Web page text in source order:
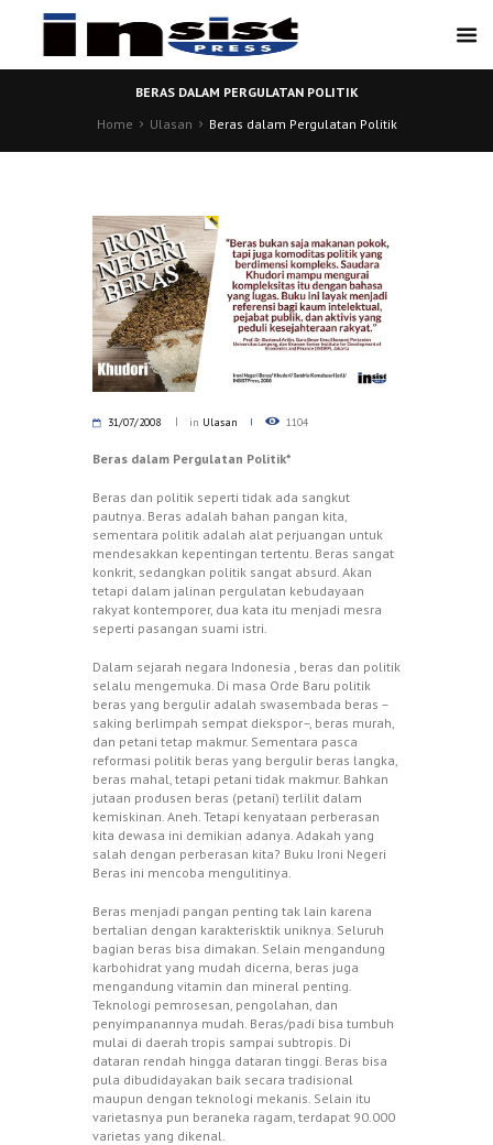
BERAS DALAM PERGULATAN POLITIK
Home
Ulasan Beras dalam Pergulatan Politik
31/07/2008 in Ulasan 1104
Beras dalam Pergulatan Politik*
Beras dan politik seperti tidak ada sangkut
pautnya. Beras adalah bahan pangan kita,
sementara politik adalah alat perjuangan untuk
mendesakkan kepentingan tertentu. Beras sangat
konkrit, sedangkan politik sangat absurd. Akan
tetapi dalam jalinan pergulatan kebudayaan
rakyat kontemporer, dua kata itu menjadi mesra
seperti pasangan suami istri.
Dalam sejarah negara Indonesia , beras dan politik
selalu mengemuka. Di masa Orde Baru politik
beras yang bergulir adalah swasembada beras –
saking berlimpah sempat diekspor–, beras murah,
dan petani tetap makmur. Sementara pasca
reformasi politik beras yang bergulir beras langka,
beras mahal, tetapi petani tidak makmur. Bahkan
jutaan produsen beras (petani) terlilit dalam
kemiskinan. Aneh. Tetapi kenyataan perberasan
kita dewasa ini demikian adanya. Adakah yang
salah dengan perberasan kita? Buku Ironi Negeri
Beras ini mencoba mengulitinya.
Beras menjadi pangan penting tak lain karena
bertalian dengan karakterisktik uniknya. Seluruh
bagian beras bisa dimakan. Selain mengandung
karbohidrat yang mudah dicerna, beras juga
mengandung vitamin dan mineral penting.
Teknologi pemrosesan, pengolahan, dan
penyimpanannya mudah. Beras/padi bisa tumbuh
mulai di daerah tropis sampai subtropis. Di
dataran rendah hingga dataran tinggi. Beras bisa
pula dibudidayakan baik secara tradisional
maupun dengan teknologi mekanis. Selain itu
varietasnya pun beraneka ragam, terdapat 90.000
varietas yang dikenal.